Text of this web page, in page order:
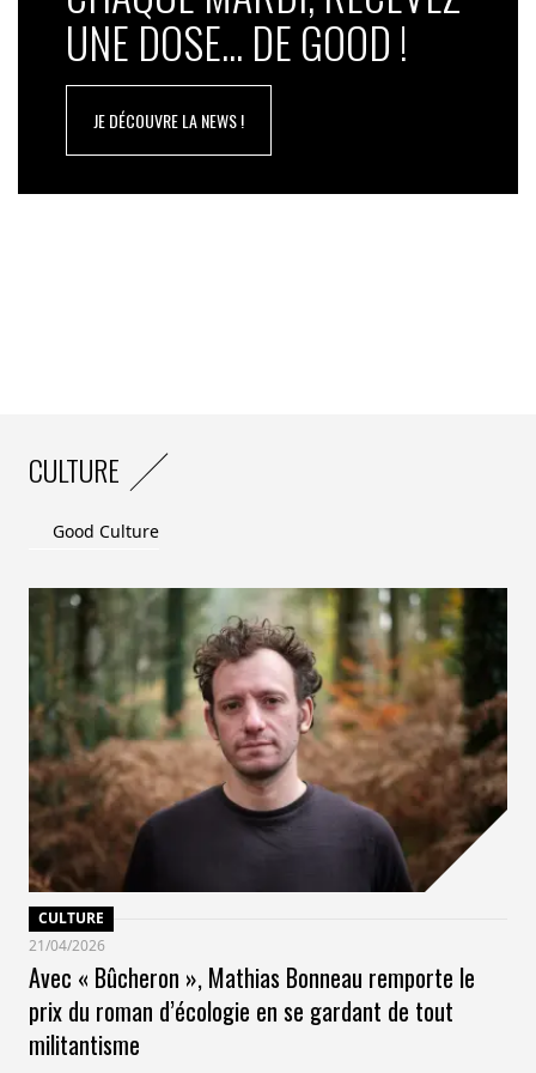
qu’on lui connaît, et regarde le sujet droit dans les
yeux. Qui a dit que la RSE n’était pas sexy ?
UNE DOSE... DE GOOD !
JE DÉCOUVRE LA NEWS !
CULTURE
Good Culture
CULTURE
21/04/2026
Avec « Bûcheron », Mathias Bonneau remporte le
prix du roman d’écologie en se gardant de tout
militantisme